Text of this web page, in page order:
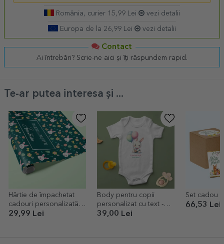
România, curier 15,99 Lei vezi detalii
Europa de la 26,99 Lei vezi detalii
Contact
Ai întrebări? Scrie-ne aici și îți răspundem rapid.
Te-ar putea interesa și ...
Hârtie de împachetat
cadouri personalizată
cu text - Easter
29,99 Lei
Body pentru copii
personalizat cu text -
Primul meu Paște
39,00 Lei
Set cadou -
66,53 Lei